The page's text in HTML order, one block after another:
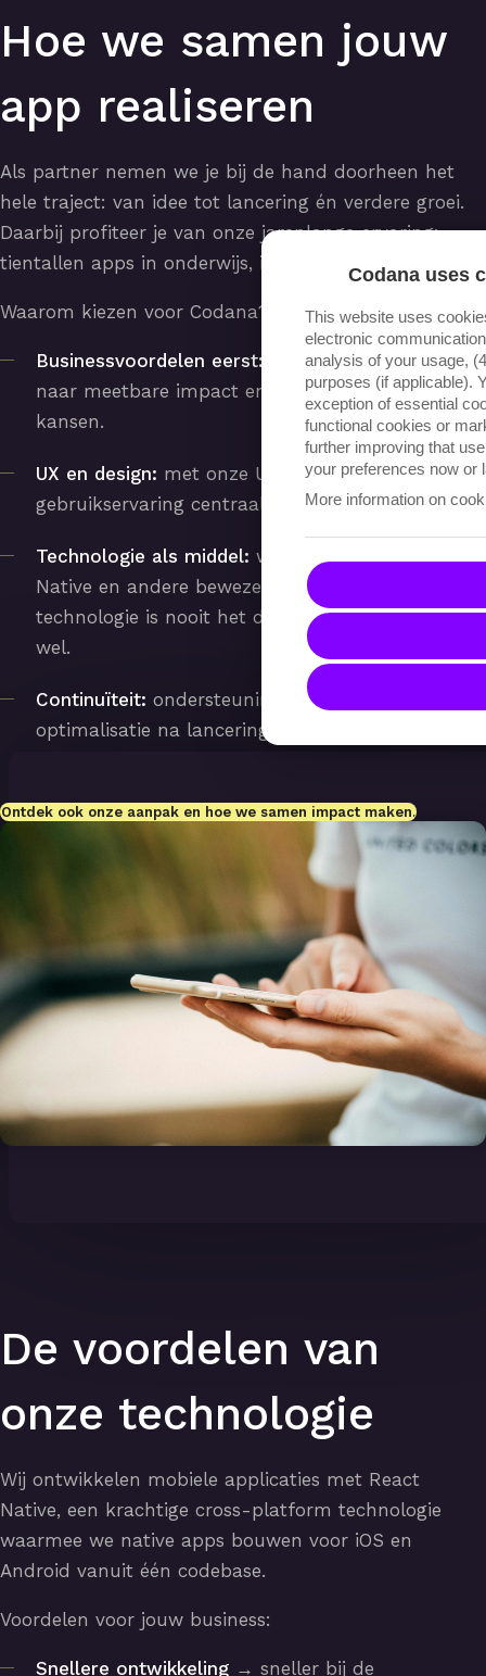
Hoe we samen jouw
app realiseren
Als partner nemen we je bij de hand doorheen het
hele traject: van idee tot lancering én verdere groei.
Daarbij profiteer je van onze jarenlange ervaring:
tientallen apps in onderwijs, industrie, logistiek en HR.
Waarom kiezen voor Codana?
Businessvoordelen eerst: we vertalen jouw noden
naar meetbare impact en nieuwe digitale
kansen.
UX en design: met onze UX Spark zetten we
gebruikservaring centraal.
Technologie als middel: wij gebruiken React
Native en andere bewezen tools, maar
technologie is nooit het doel—businesswaarde
wel.
Continuïteit: ondersteuning, updates en
optimalisatie na lancering.
Ontdek ook onze aanpak en hoe we samen impact maken.
De voordelen van
onze technologie
Wij ontwikkelen mobiele applicaties met React
Native, een krachtige cross-platform technologie
waarmee we native apps bouwen voor iOS en
Android vanuit één codebase.
Voordelen voor jouw business:
Snellere ontwikkeling → sneller bij de
Codana uses
This website uses
electronic
analysis of your usage,
purposes (if applicable).
exception of essential
functional cookies or
further improving that
your preferences now or
More information on